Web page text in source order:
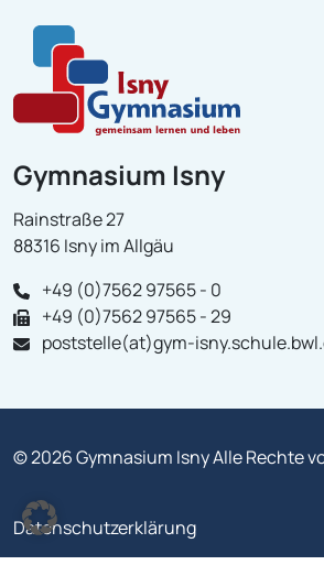
Gymnasium Isny
Rainstraße 27
88316 Isny im Allgäu
+49 (0)7562 97565 - 0
+49 (0)7562 97565 - 29
poststelle(at)gym-
© 2026 Gymnasium Isny Alle Rechte
Datenschutzerklärung